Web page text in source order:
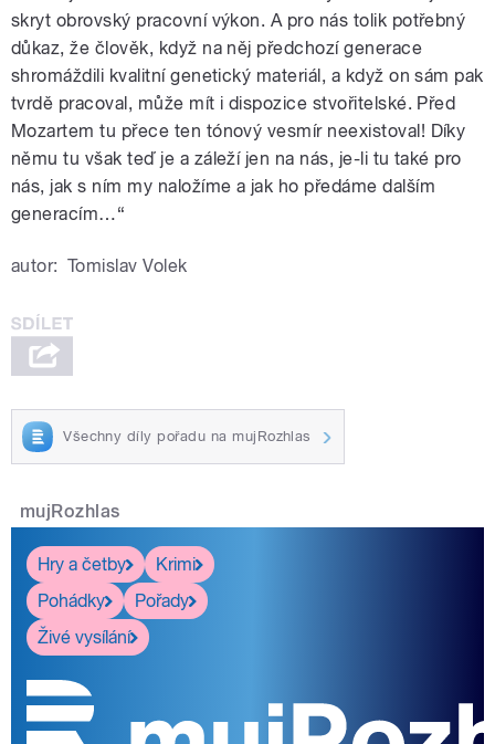
skryt obrovský pracovní výkon. A pro nás tolik potřebný
důkaz, že člověk, když na něj předchozí generace
shromáždili kvalitní genetický materiál, a když on sám pak
tvrdě pracoval, může mít i dispozice stvořitelské. Před
Mozartem tu přece ten tónový vesmír neexistoval! Díky
němu tu však teď je a záleží jen na nás, je-li tu také pro
nás, jak s ním my naložíme a jak ho předáme dalším
generacím…“
autor: Tomislav Volek
Všechny díly pořadu na mujRozhlas
mujRozhlas
Hry a četby
Krimi
Pohádky
Pořady
Živé vysílání